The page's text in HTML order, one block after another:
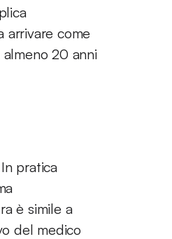
arrivare come
20 anni
pratica
è simile a
del medico